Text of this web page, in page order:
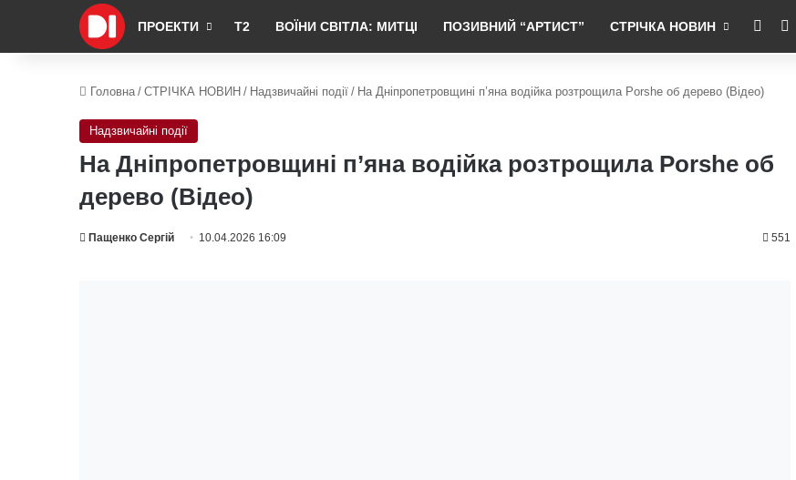
ПРОЕКТИ Т2 ВОЇНИ СВІТЛА: МИТЦІ ПОЗИВНИЙ “АРТИСТ” СТРІЧКА НОВИН RSS
Головна / СТРІЧКА НОВИН / Надзвичайні події / На Дніпропетровщині п’яна водійка розтрощила Porshe об дерево (Відео)
Надзвичайні події
На Дніпропетровщині п’яна водійка розтрощила Porshe об
дерево (Відео)
Пащенко Сергій 10.04.2026 16:09 551